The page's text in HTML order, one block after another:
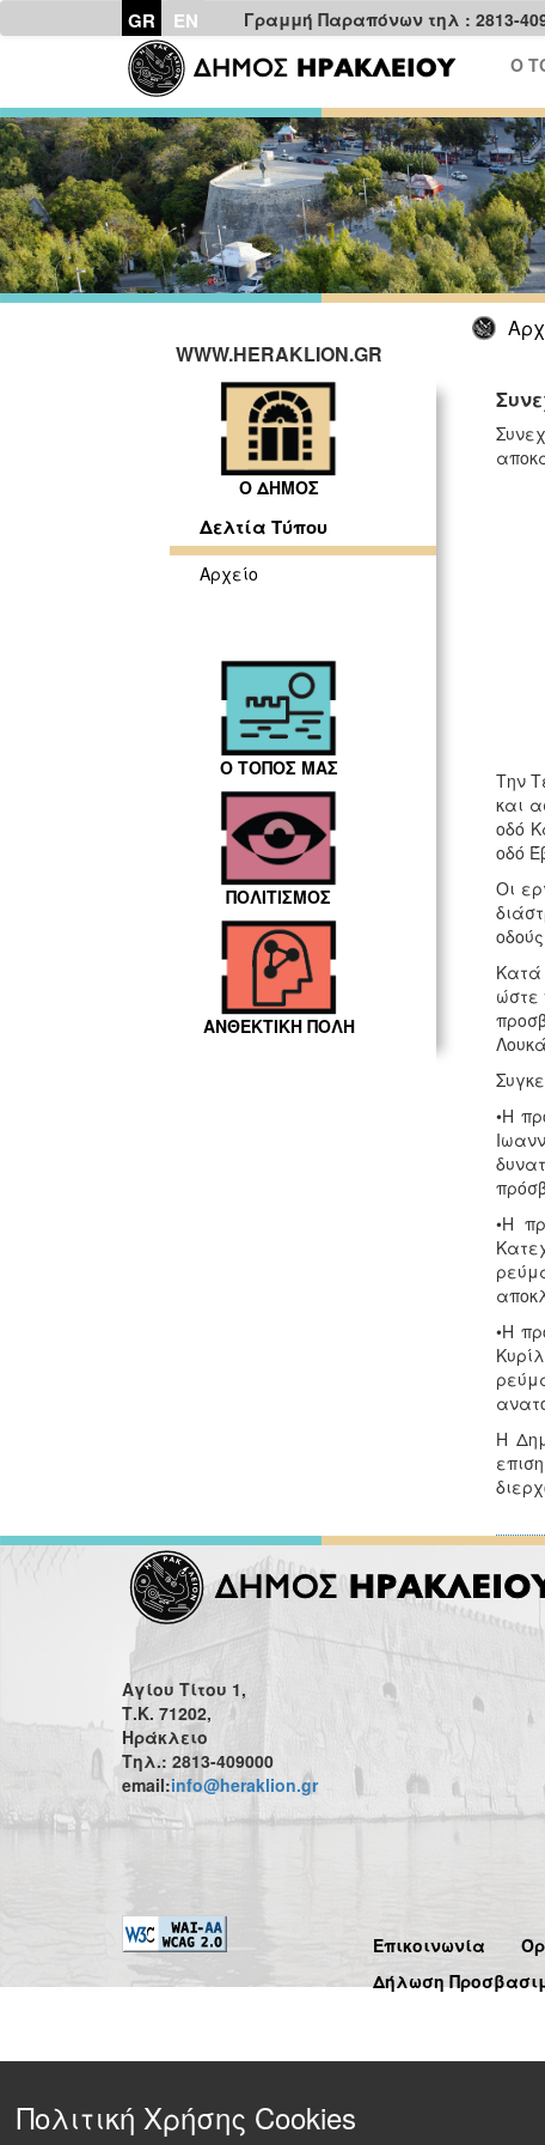
GR EN Γραμμή Παραπόνων τηλ : 2813-
Ο
WWW.HERAKLION.GR
Ο ΔΗΜΟΣ
Δελτία Τύπου
Αρχείο
Ο ΤΟΠΟΣ ΜΑΣ
ΠΟΛΙΤΙΣΜΟΣ
ΑΝΘΕΚΤΙΚΗ ΠΟΛΗ
Την
και
οδό
οδό
Οι
Κατά
ώστε
•Η
•Η
•Η
Η
Αγίου Τίτου 1,
Τ.Κ. 71202,
Ηράκλειο
Τηλ.: 2813-409000
email:info@heraklion.gr
Επικοινωνία
Δήλωση
Πολιτική Χρήσης Cookies